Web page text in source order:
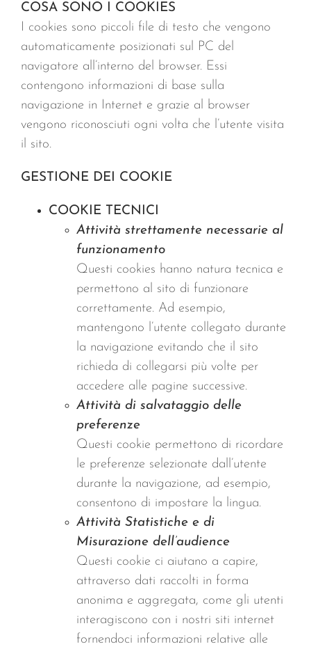
COSA SONO I COOKIES
I cookies sono piccoli file di testo che vengono
automaticamente posizionati sul PC del
navigatore all’interno del browser. Essi
contengono informazioni di base sulla
navigazione in Internet e grazie al browser
vengono riconosciuti ogni volta che l’utente visita
il sito.
GESTIONE DEI COOKIE
COOKIE TECNICI
Attività strettamente necessarie al
funzionamento
Questi cookies hanno natura tecnica e
permettono al sito di funzionare
correttamente. Ad esempio,
mantengono l’utente collegato durante
la navigazione evitando che il sito
richieda di collegarsi più volte per
accedere alle pagine successive.
Attività di salvataggio delle
preferenze
Questi cookie permettono di ricordare
le preferenze selezionate dall’utente
durante la navigazione, ad esempio,
consentono di impostare la lingua.
Attività Statistiche e di
Misurazione dell’audience
Questi cookie ci aiutano a capire,
attraverso dati raccolti in forma
anonima e aggregata, come gli utenti
interagiscono con i nostri siti internet
fornendoci informazioni relative alle